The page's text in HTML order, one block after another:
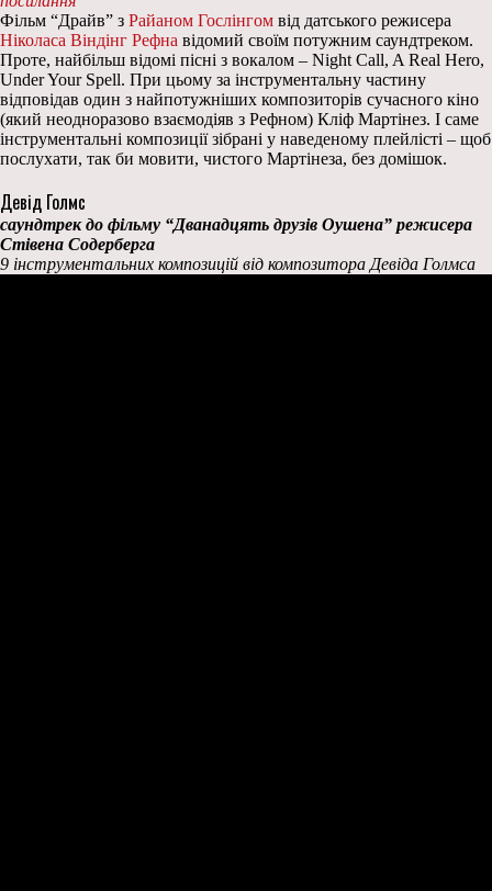
Фільм “Драйв” з Райаном Гослінгом від датського режисера
Ніколаса Віндінг Рефна відомий своїм потужним саундтреком.
Проте, найбільш відомі пісні з вокалом – Night Call, A Real Hero,
Under Your Spell. При цьому за інструментальну частину
відповідав один з найпотужніших композиторів сучасного кіно
(який неодноразово взаємодіяв з Рефном) Кліф Мартінез. І саме
інструментальні композиції зібрані у наведеному плейлісті – щоб
послухати, так би мовити, чистого Мартінеза, без домішок.
Девід Голмс
саундтрек до фільму “Дванадцять друзів Оушена” режисера
Стівена Содерберга
9 інструментальних композицій від композитора Девіда Голмса